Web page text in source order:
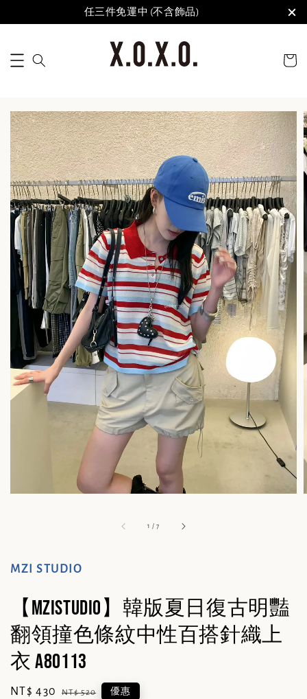
任三件免運中 (不含飾品)
1 /7
MZI STUDIO
【MZISTUDIO】韓版夏日復古明豔
翻領撞色條紋中性百搭針織上
衣 A80113
Sale
NT$ 430 Regular
NT$ 520 優惠